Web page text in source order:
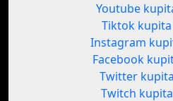
Youtube
Tiktok
Instagram
Facebook
Twitter
Twitch